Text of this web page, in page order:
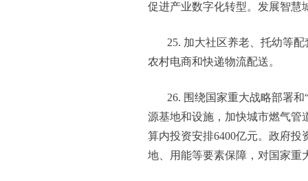
促进产业数字化转型。发展智慧
25. 加大社区养老、托幼等
农村电商和快递物流配送。
26. 围绕国家重大战略部署
源基地和设施，加快城市燃气管
算内投资安排6400亿元。政府
地、用能等要素保障，对国家重